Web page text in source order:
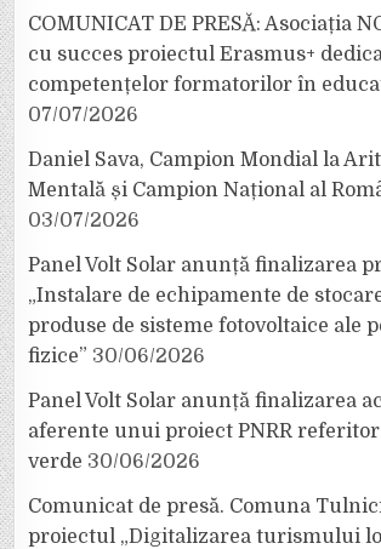
COMUNICAT DE PRESĂ: Asociația
cu succes proiectul Erasmus+
competențelor formatorilor în
07/07/2026
Daniel Sava, Campion Mondial la
Mentală și Campion Național al
03/07/2026
Panel Volt Solar anunță finalizarea
„Instalare de echipamente de
produse de sisteme fotovoltaice ale
fizice” 30/06/2026
Panel Volt Solar anunță finalizarea
aferente unui proiect PNRR
verde 30/06/2026
Comunicat de presă. Comuna
proiectul „Digitalizarea turismului